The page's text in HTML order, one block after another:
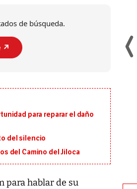
de búsqueda.
↗️
para reparar el daño
del silencio
del Camino del Jiloca
para hablar de su
de Japón, provocando una